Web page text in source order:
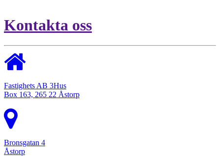
Kontakta oss
Fastighets AB 3Hus
Box 163, 265 22 Åstorp
Bronsgatan 4
Åstorp